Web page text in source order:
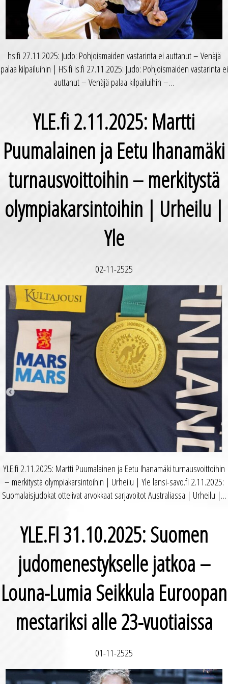
hs.fi 27.11.2025: Judo: Pohjoismaiden vastarinta ei auttanut – Venäjä
palaa kilpailuihin | HS.fi is.fi 27.11.2025: Judo: Pohjoismaiden vastarinta ei
auttanut – Venäjä palaa kilpailuihin –…
YLE.fi 2.11.2025: Martti
Puumalainen ja Eetu Ihanamäki
turnausvoittoihin – merkitystä
olympiakarsintoihin | Urheilu |
Yle
02-11-2525
YLE.fi 2.11.2025: Martti Puumalainen ja Eetu Ihanamäki turnausvoittoihin
– merkitystä olympiakarsintoihin | Urheilu | Yle lansi-savo.fi 2.11.2025:
Suomalaisjudokat ottelivat arvokkaat sarjavoitot Australiassa | Urheilu |…
YLE.FI 31.10.2025: Suomen
judo­menestykselle jatkoa –
Louna-Lumia Seikkula Euroopan
mestariksi alle 23-vuotiaissa
01-11-2525